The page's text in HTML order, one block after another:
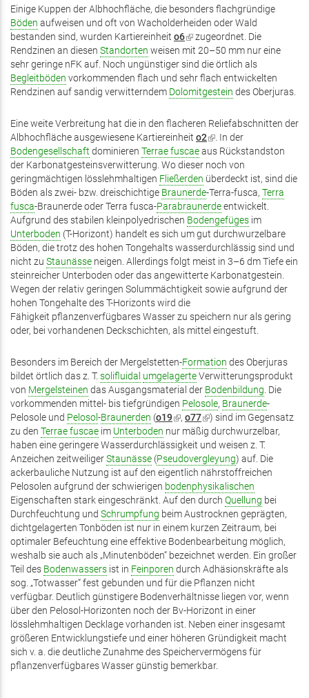
Einige Kuppen der Albhochfläche, die besonders flachgründige
Böden aufweisen und oft von Wacholderheiden oder Wald
bestanden sind, wurden Kartiereinheit o6(Link
ist
extern)
zugeordnet. Die
Rendzinen an diesen Standorten weisen mit 20–50 mm nur eine
sehr geringe nFK auf. Noch ungünstiger sind die örtlich als
Begleitböden vorkommenden flach und sehr flach entwickelten
Rendzinen auf sandig verwitterndem Dolomitgestein des Oberjuras.
Eine weite Verbreitung hat die in den flacheren Reliefabschnitten der
Albhochfläche ausgewiesene Kartiereinheit o2(Link
ist
extern)
. In der
Bodengesellschaft dominieren Terrae fuscaeaus Rückstandston
der Karbonatgesteinsverwitterung. Wo dieser noch von
geringmächtigen lösslehmhaltigen Fließerden überdeckt ist, sind die
Böden als zwei- bzw. dreischichtige Braunerde-Terra-fusca, Terra
fusca-Braunerde oder Terra fusca-Parabraunerdeentwickelt.
Aufgrund des stabilen kleinpolyedrischen Bodengefüges im
Unterboden (T-Horizont) handelt es sich um gut durchwurzelbare
Böden, die trotz des hohen Tongehalts wasserdurchlässig sind und
nicht zu Staunässe neigen. Allerdings folgt meist in 3–6 dm Tiefe ein
steinreicher Unterboden oder das angewitterte Karbonatgestein.
Wegen der relativ geringen Solummächtigkeit sowie aufgrund der
hohen Tongehalte des T-Horizonts wird die
Fähigkeit pflanzenverfügbares Wasser zu speichern nur als gering
oder, bei vorhandenen Deckschichten, als mittel eingestuft.
Besonders im Bereich der Mergelstetten-Formation des Oberjuras
bildet örtlich das z. T. solifluidal umgelagerteVerwitterungsprodukt
von Mergelsteinen das Ausgangsmaterial der Bodenbildung. Die
vorkommenden mittel- bis tiefgründigen Pelosole, Braunerde-
Pelosole und Pelosol-Braunerden (o19(Link
ist
extern)
, o77(Link
ist
extern)
) sind im Gegensatz
zu den Terrae fuscae im Unterboden nur mäßig durchwurzelbar,
haben eine geringere Wasserdurchlässigkeit und weisen z. T.
Anzeichen zeitweiligerStaunässe (Pseudovergleyung) auf. Die
ackerbauliche Nutzung ist auf den eigentlich nährstoffreichen
Pelosolen aufgrund der schwierigen bodenphysikalischen
Eigenschaften stark eingeschränkt. Auf den durch Quellung bei
Durchfeuchtung und Schrumpfung beim Austrocknen geprägten,
dichtgelagerten Tonböden ist nur in einem kurzen Zeitraum, bei
optimaler Befeuchtung eine effektive Bodenbearbeitung möglich,
weshalb sie auch als „Minutenböden“ bezeichnet werden. Ein großer
Teil des Bodenwassers ist in Feinporen durch Adhäsionskräfte als
sog. „Totwasser“ fest gebunden und für die Pflanzen nicht
verfügbar. Deutlich günstigere Bodenverhältnisse liegen vor, wenn
über den Pelosol-Horizonten noch der Bv-Horizont in einer
lösslehmhaltigen Decklage vorhanden ist. Neben einer insgesamt
größeren Entwicklungstiefe und einer höheren Gründigkeit macht
sich v. a. die deutliche Zunahme des Speichervermögens für
pflanzenverfügbares Wasser günstig bemerkbar.